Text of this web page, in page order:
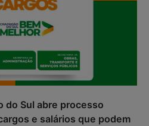
do Sul abre processo
e salários que podem